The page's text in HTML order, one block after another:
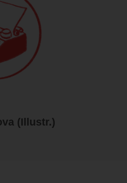
(Illustr.)